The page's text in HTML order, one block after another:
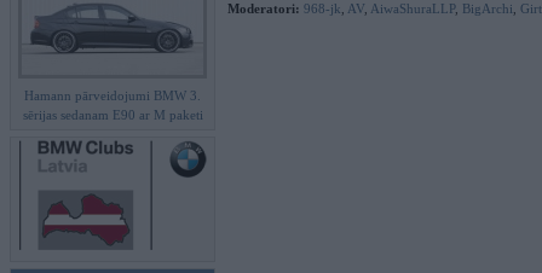
Hamann pārveidojumi BMW 3.
sērijas sedanam E90 ar M paketi
Moderatori: 968-jk AV AiwaShuraLLP, BigArchi